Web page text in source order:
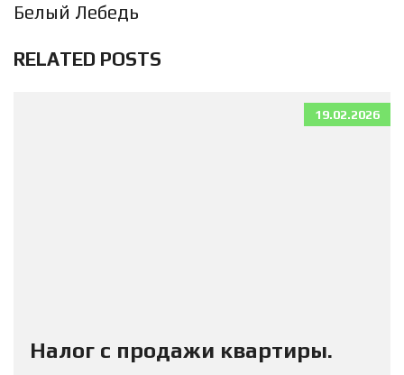
Белый Лебедь
RELATED POSTS
19.02.2026
Налог с продажи квартиры.